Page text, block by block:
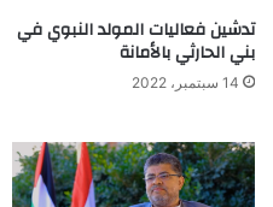
تدشين فعاليات المولد النبوي في
بني الحارثي بالأمانة
14 سبتمبر، 2022